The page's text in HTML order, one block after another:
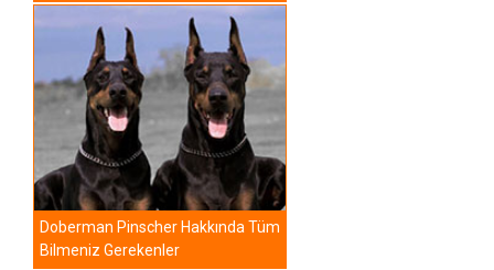
Doberman Pinscher Hakkında Tüm
Bilmeniz Gerekenler